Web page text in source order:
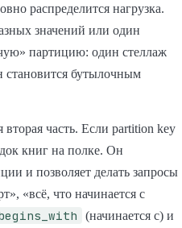
распределится нагрузка.
значений или один
партицию: один стеллаж
становится бутылочным
часть. Если partition key
книг на полке. Он
и позволяет делать запросы
«всё, что начинается с
(начинается с) и